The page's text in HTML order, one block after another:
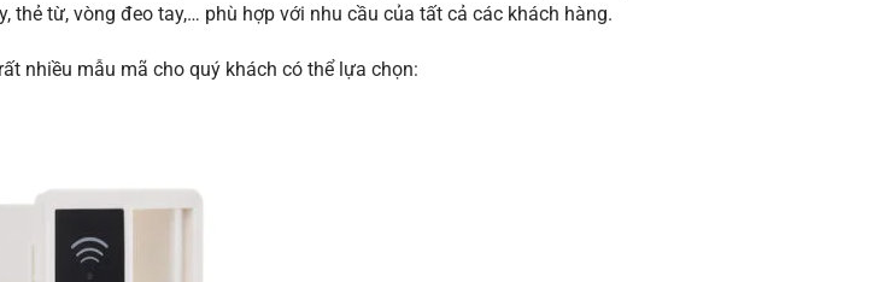
thẻ từ, vòng đeo tay,… phù hợp với nhu cầu của tất cả các khách hàng.
nhiều mẫu mã cho quý khách có thể lựa chọn: